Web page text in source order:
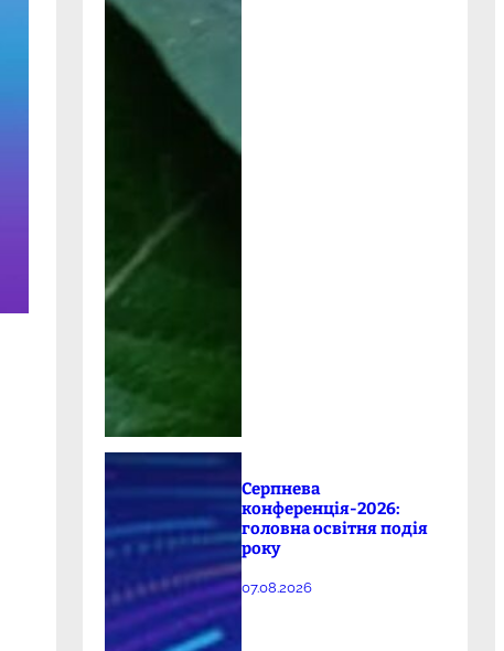
Серпнева
конференція-2026:
головна освітня подія
року
07.08.2026